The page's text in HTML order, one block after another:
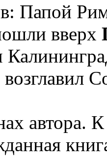
Папой
вверх
автора.